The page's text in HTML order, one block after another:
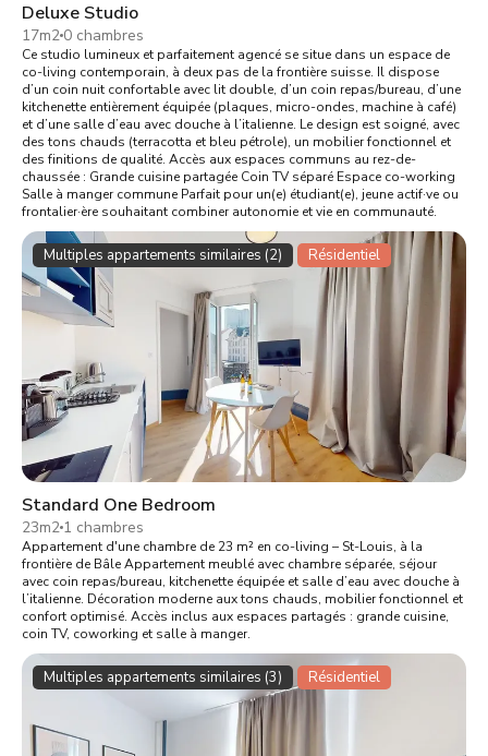
Deluxe Studio
17m2 0 chambres
Ce studio lumineux et parfaitement agencé se situe dans un espace de
co-living contemporain, à deux pas de la frontière suisse. Il dispose
d’un coin nuit confortable avec lit double, d’un coin repas/bureau, d’une
kitchenette entièrement équipée (plaques, micro-ondes, machine à café)
et d’une salle d’eau avec douche à l’italienne. Le design est soigné, avec
des tons chauds (terracotta et bleu pétrole), un mobilier fonctionnel et
des finitions de qualité. Accès aux espaces communs au rez-de-
chaussée : Grande cuisine partagée Coin TV séparé Espace co-working
Salle à manger commune Parfait pour un(e) étudiant(e), jeune actif·ve ou
frontalier·ère souhaitant combiner autonomie et vie en communauté.
Multiples appartements similaires (2) Résidentiel
Standard One Bedroom
23m2 1 chambres
Appartement d'une chambre de 23 m² en co-living – St-Louis, à la
frontière de Bâle Appartement meublé avec chambre séparée, séjour
avec coin repas/bureau, kitchenette équipée et salle d’eau avec douche à
l’italienne. Décoration moderne aux tons chauds, mobilier fonctionnel et
confort optimisé. Accès inclus aux espaces partagés : grande cuisine,
coin TV, coworking et salle à manger.
Multiples appartements similaires (3) Résidentiel